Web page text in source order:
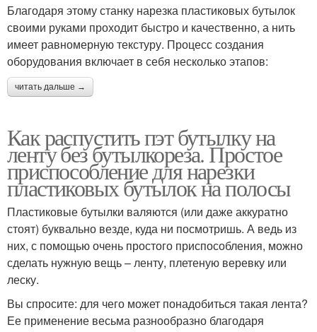
Благодаря этому станку нарезка пластиковых бутылок
своими руками проходит быстро и качественно, а нить
имеет равномерную текстуру. Процесс создания
оборудования включает в себя несколько этапов:
читать дальше →
Как распустить пэт бутылку на
ленту без бутылкореза. Простое
приспособление для нарезки
пластиковых бутылок на полосы
Пластиковые бутылки валяются (или даже аккуратно
стоят) буквально везде, куда ни посмотришь. А ведь из
них, с помощью очень простого приспособления, можно
сделать нужную вещь – ленту, плетеную веревку или
леску.
Вы спросите: для чего может понадобиться такая лента?
Ее применение весьма разнообразно благодаря